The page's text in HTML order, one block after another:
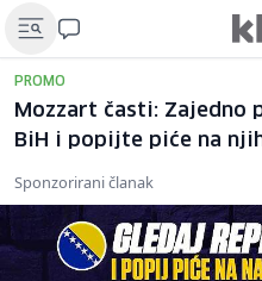
PROMO
Mozzart časti:
BiH i popijte piće na
Sponzorirani članak